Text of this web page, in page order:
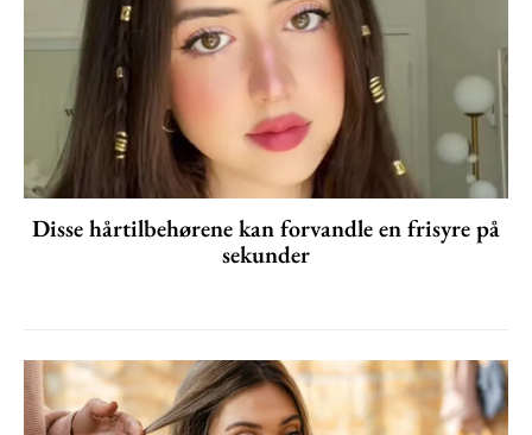
Disse hårtilbehørene kan forvandle en frisyre på
sekunder